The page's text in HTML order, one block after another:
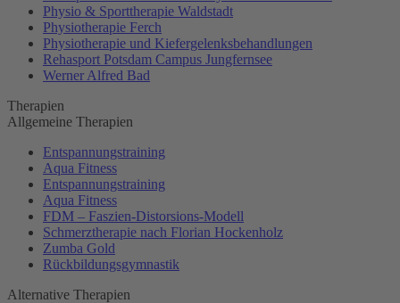
Physio & Sporttherapie Waldstadt
Physiotherapie Ferch
Physiotherapie und Kiefergelenksbehandlungen
Rehasport Potsdam Campus Jungfernsee
Werner Alfred Bad
Therapien
Allgemeine Therapien
Entspannungstraining
Aqua Fitness
Entspannungstraining
Aqua Fitness
FDM – Faszien-Distorsions-Modell
Schmerztherapie nach Florian Hockenholz
Zumba Gold
Rückbildungsgymnastik
Alternative Therapien